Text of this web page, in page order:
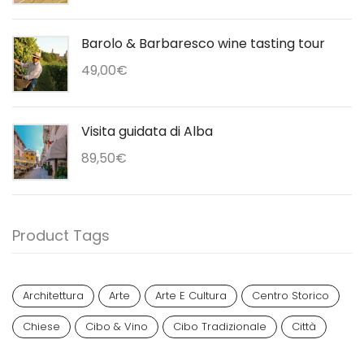
Barolo & Barbaresco wine tasting tour
49,00€
Visita guidata di Alba
89,50€
Product Tags
Architettura Arte Arte E Cultura
Centro Storico
Chiese
Cibo & Vino Cibo Tradizionale
Città